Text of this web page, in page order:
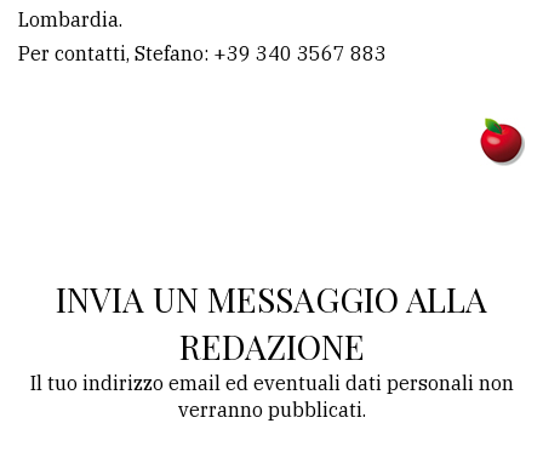
CERCA
Cerca
ALTRE
Lombardia.
Per contatti, Stefano: +39 340 3567 883
INVIA UN MESSAGGIO ALLA
REDAZIONE
Il tuo indirizzo email ed eventuali dati personali non
verranno pubblicati.